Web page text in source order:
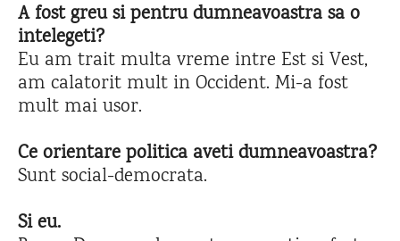
A fost greu si pentru dumneavoastra sa o
intelegeti?
Eu am trait multa vreme intre Est si Vest,
am calatorit mult in Occident. Mi-a fost
mult mai usor.
Ce orientare politica aveti dumneavoastra?
Sunt social-democrata.
Si eu.